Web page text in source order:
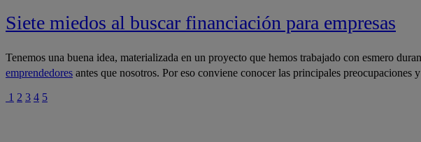
Siete miedos al buscar financiación para empresas
​Tenemos una buena idea, materializada en un proyecto que hemos trabajado con esmero
emprendedores antes que nosotros. Por eso conviene conocer las principales preocupaciones
1 2 3 4 5